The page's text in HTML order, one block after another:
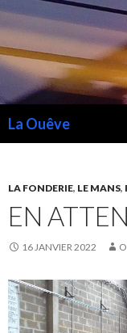
La Ouêve
LA FONDERIE, LE MANS,
EN
16 JANVIER 2022